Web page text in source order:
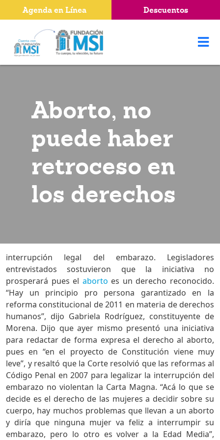
Aborto, no
puede haber
retroceso en
los derechos
interrupción legal del embarazo. Legisladores
entrevistados sostuvieron que la iniciativa no
prosperará pues el aborto es un derecho reconocido.
“Hay un principio pro persona garantizado en la
reforma constitucional de 2011 en materia de derechos
humanos”, dijo Gabriela Rodríguez, constituyente de
Morena. Dijo que ayer mismo presentó una iniciativa
para redactar de forma expresa el derecho al aborto,
pues en “en el proyecto de Constitución viene muy
leve”, y resaltó que la Corte resolvió que las reformas al
Código Penal en 2007 para legalizar la interrupción del
embarazo no violentan la Carta Magna. “Acá lo que se
decide es el derecho de las mujeres a decidir sobre su
cuerpo, hay muchos problemas que llevan a un aborto
y diría que ninguna mujer va feliz a interrumpir su
embarazo, pero lo otro es volver a la Edad Media”,
Agenda en Línea Descuentos